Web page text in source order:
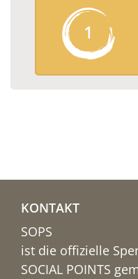
1
KONTAKT
SOPS
ist die offizielle
SOCIAL POINTS